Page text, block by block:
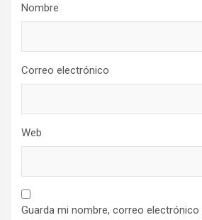
Nombre
Correo electrónico
Web
Guarda mi nombre, correo electrónico